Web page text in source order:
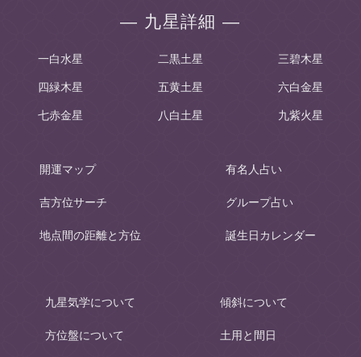
― 九星詳細 ―
一白水星 二黒土星 三碧木星
四緑木星 五黄土星 六白金星
七赤金星 八白土星 九紫火星
開運マップ
吉方位サーチ
地点間の距離と方位
有名人占い
グループ占い
誕生日カレンダー
九星気学について
方位盤について
傾斜について
土用と間日